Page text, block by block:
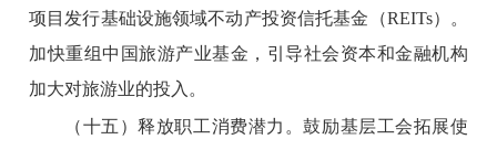
项目发行基础设施领域不动产投资信托基金（REITs）。
加快重组中国旅游产业基金，引导社会资本和金融机构
加大对旅游业的投入。
（十五）释放职工消费潜力。鼓励基层工会拓展使